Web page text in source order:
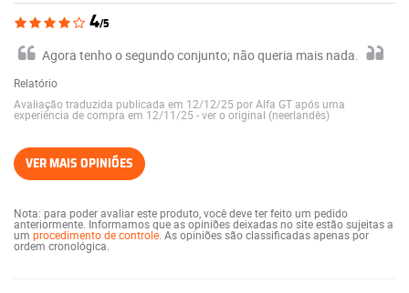
4/5
Agora tenho o segundo conjunto; não queria mais nada.
Relatório
Avaliação traduzida publicada em 12/12/25 por Alfa GT após uma
experiência de compra em 12/11/25 -ver o original (neerlandês)
VER MAIS OPINIÕES
Nota: para poder avaliar este produto, você deve ter feito um pedido
anteriormente. Informamos que as opiniões deixadas no site estão sujeitas a
um procedimento de controle . As opiniões são classificadas apenas por
ordem cronológica.